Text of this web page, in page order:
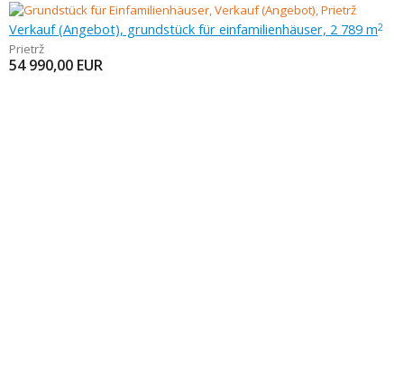
Verkauf (Angebot), grundstück für einfamilienhäuser, 2 789 m2
Prietrž
54 990,00 EUR